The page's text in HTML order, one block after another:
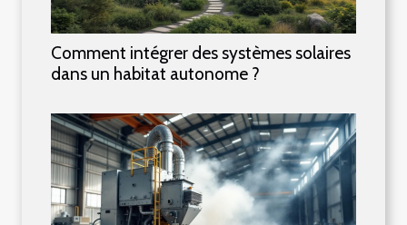
Comment intégrer des systèmes solaires
dans un habitat autonome ?